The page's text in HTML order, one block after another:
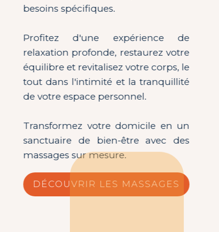
besoins spécifiques.
Profitez d'une expérience de
relaxation profonde, restaurez votre
équilibre et revitalisez votre corps, le
tout dans l'intimité et la tranquillité
de votre espace personnel.
Transformez votre domicile en un
sanctuaire de bien-être avec des
massages sur mesure.
DÉCOUVRIR LES MASSAGES